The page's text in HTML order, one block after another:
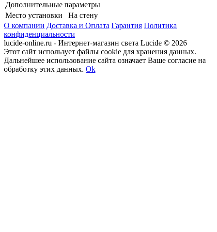
Дополнительные параметры
Место установки
На стену
О компании Доставка и Оплата Гарантия Политика
конфиденциальности
lucide-online.ru - Интернет-магазин света Lucide © 2026
Этот сайт использует файлы cookie для хранения данных.
Дальнейшее использование сайта означает Ваше согласие на
обработку этих данных. Ok